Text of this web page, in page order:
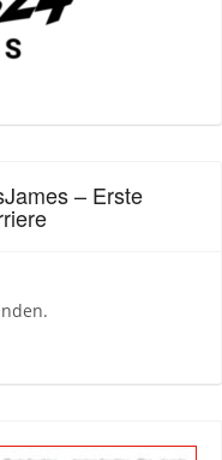
– Erste